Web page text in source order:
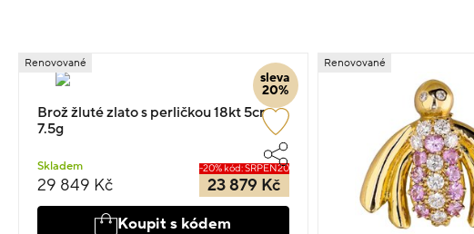
sleva
20%
Renovované
Brož žluté zlato s perličkou 18kt 5cm
7.5g
Skladem
29 849 Kč
-20% kód: SRPEN20
23 879 Kč
Koupit s kódem
Renovované